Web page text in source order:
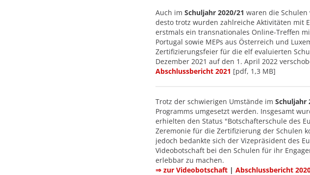
Auch im Schuljahr 2020/21 waren die
desto trotz wurden zahlreiche Aktivitäten mit
erstmals ein transnationales Online-Treffen
Portugal sowie MEPs aus Österreich und
Zertifizierungsfeier für die elf evaluierten
Dezember 2021 auf den 1. April 2022
Abschlussbericht 2021 [pdf, 1,3 MB]
Trotz der schwierigen Umstände im Schuljahr
Programms umgesetzt werden. Insgesamt
erhielten den Status "Botschafterschule des
Zeremonie für die Zertifizierung der Schulen
jedoch bedankte sich der Vizepräsident des
Videobotschaft bei den Schulen für ihr
erlebbar zu machen.
⇒ zur Videobotschaft | Abschlussbericht